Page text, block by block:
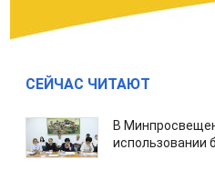
СЕЙЧАС ЧИТАЮТ
В
использовании